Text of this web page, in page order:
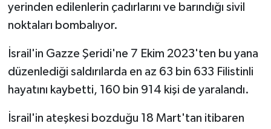
yerinden edilenlerin çadırlarını ve barındığı sivil
noktaları bombalıyor.
İsrail'in Gazze Şeridi'ne 7 Ekim 2023'ten bu yana
düzenlediği saldırılarda en az 63 bin 633 Filistinli
hayatını kaybetti, 160 bin 914 kişi de yaralandı.
İsrail'in ateşkesi bozduğu 18 Mart'tan itibaren